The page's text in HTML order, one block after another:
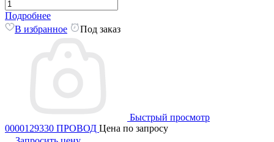
Подробнее
В избранное
Под заказ
Быстрый просмотр
0000129330 ПРОВОД Цена по запросу